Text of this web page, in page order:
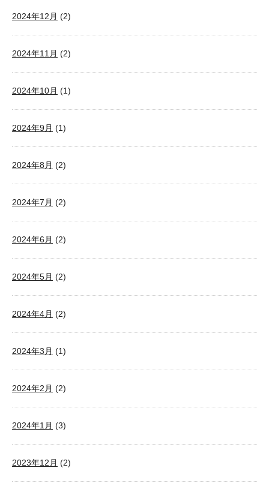
2024年12月 (2)
2024年11月 (2)
2024年10月 (1)
2024年9月 (1)
2024年8月 (2)
2024年7月 (2)
2024年6月 (2)
2024年5月 (2)
2024年4月 (2)
2024年3月 (1)
2024年2月 (2)
2024年1月 (3)
2023年12月 (2)